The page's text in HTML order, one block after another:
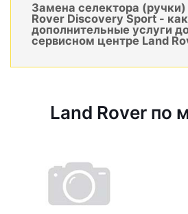
Замена селектора
Rover Discovery Sport -
дополнительные услуги
сервисном центре Land
Land Rover по